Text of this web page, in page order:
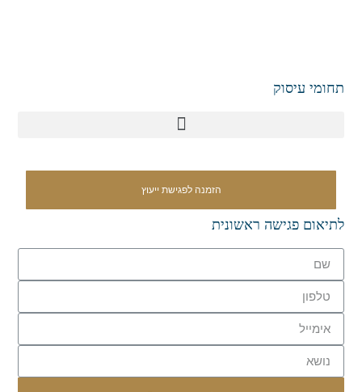
תחומי עיסוק
הזמנה לפגישת ייעוץ
לתיאום פגישה ראשונית